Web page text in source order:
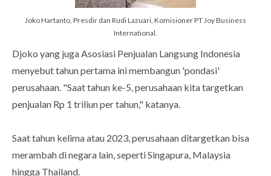
Joko Hartanto, Presdir dan Rudi Lazuari, Komisioner PT Joy Business
International.
Djoko yang juga Asosiasi Penjualan Langsung Indonesia
menyebut tahun pertama ini membangun 'pondasi'
perusahaan. "Saat tahun ke-5, perusahaan kita targetkan
penjualan Rp 1 triliun per tahun," katanya.
Saat tahun kelima atau 2023, perusahaan ditargetkan bisa
merambah di negara lain, seperti Singapura, Malaysia
hingga Thailand.